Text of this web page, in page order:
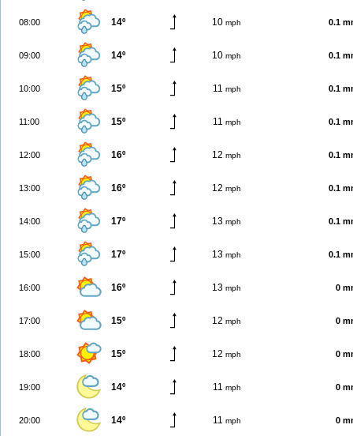
08:00 14º 10 mph 0.1
09:00 14º 10 mph 0.1
10:00 15º 11 mph 0.1
11:00 15º 11 mph 0.1
12:00 16º 12 mph 0.1
13:00 16º 12 mph 0.1
14:00 17º 13 mph 0.1
15:00 17º 13 mph 0.1
16:00 16º 13 mph 0
17:00 15º 12 mph 0
18:00 15º 12 mph 0
19:00 14º 11 mph 0
20:00 14º 11 mph 0